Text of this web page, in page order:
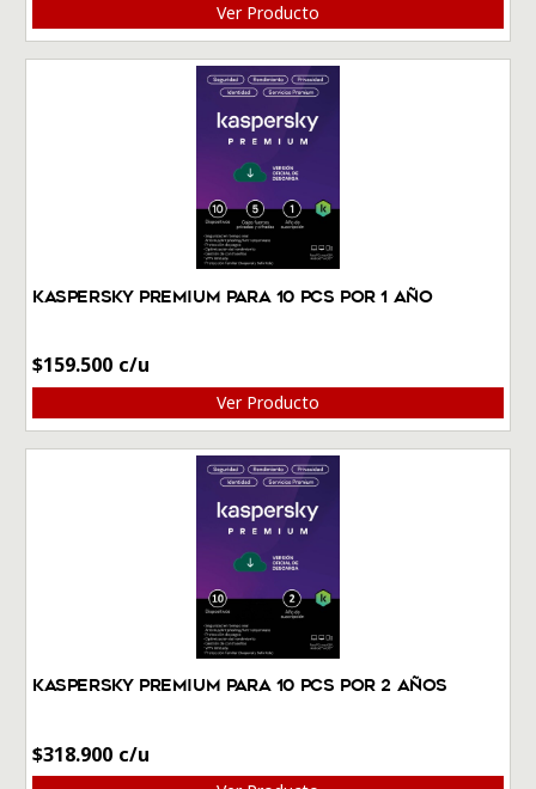
Ver Producto
Kaspersky Premium Para 10 PCs por 1 Año
$159.500
Ver Producto
Kaspersky Premium Para 10 PCs por 2 Años
$318.900